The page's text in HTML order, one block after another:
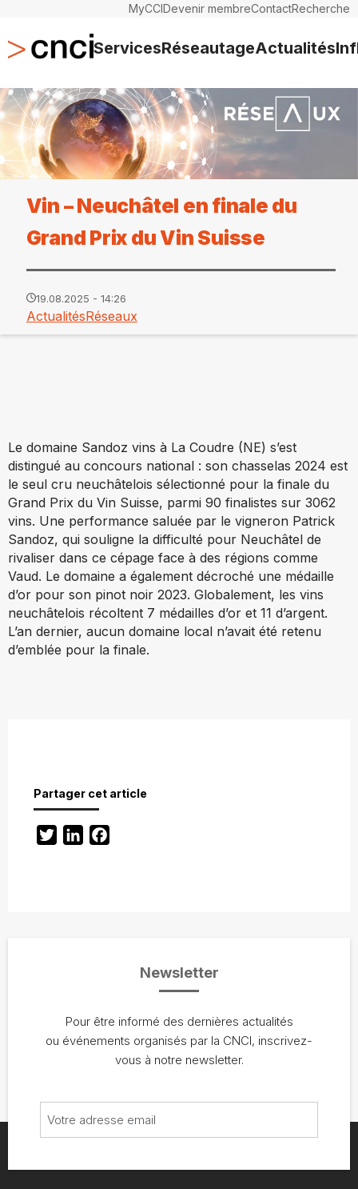
MyCCIDevenir membreContactRecherche
ServicesRéseautageActualités
Vin – Neuchâtel en finale du
Grand Prix du Vin Suisse
19.08.2025 - 14:26
ActualitésRéseaux
Le domaine Sandoz vins à La Coudre (NE) s’est
distingué au concours national : son chasselas 2024 est
le seul cru neuchâtelois sélectionné pour la finale du
Grand Prix du Vin Suisse, parmi 90 finalistes sur 3062
vins. Une performance saluée par le vigneron Patrick
Sandoz, qui souligne la difficulté pour Neuchâtel de
rivaliser dans ce cépage face à des régions comme
Vaud. Le domaine a également décroché une médaille
d’or pour son pinot noir 2023. Globalement, les vins
neuchâtelois récoltent 7 médailles d’or et 11 d’argent.
L’an dernier, aucun domaine local n’avait été retenu
d’emblée pour la finale.
Partager cet article
TwitterLinkedIn
Newsletter
Pour être informé des dernières actualités
ou événements organisés par la CNCI, inscrivez-
vous à notre newsletter.